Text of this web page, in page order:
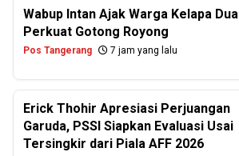
Wabup Intan Ajak Warga Kelapa Dua
Perkuat Gotong Royong
Pos Tangerang 7 jam yang lalu
Erick Thohir Apresiasi Perjuangan
Garuda, PSSI Siapkan Evaluasi Usai
Tersingkir dari Piala AFF 2026